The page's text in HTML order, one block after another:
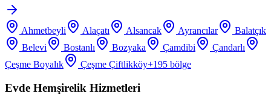
Ahmetbeyli Alaçatı Alsancak Ayrancılar
Balatçık
Belevi
Bostanlı Bozyaka Çamdibi
Çandarlı
Çeşme Boyalık
Çeşme Çiftlikköy+195 bölge
Evde Hemşirelik Hizmetleri